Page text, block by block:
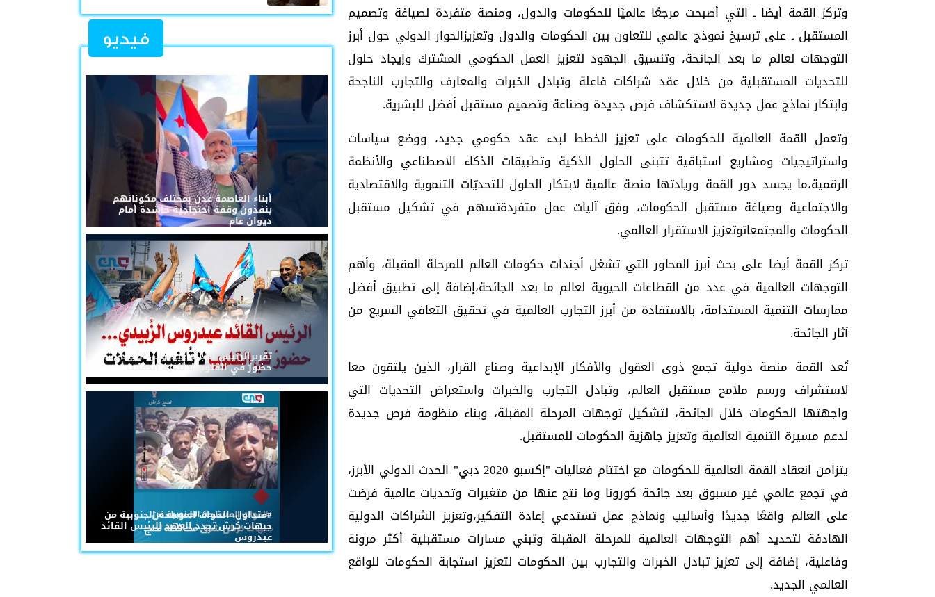
وتركز القمة أيضا ـ التي أصبحت مرجعًا عالميًا للحكومات والدول، ومنصة متفردة لصياغة وتصميم
المستقبل ـ على ترسيخ نموذج عالمي للتعاون بين الحكومات والدول وتعزيزالحوار الدولي حول أبرز
التوجهات لعالم ما بعد الجائحة، وتنسيق الجهود لتعزيز العمل الحكومي المشترك وإيجاد حلول
للتحديات المستقبلية من خلال عقد شراكات فاعلة وتبادل الخبرات والمعارف والتجارب الناجحة
وابتكار نماذج عمل جديدة لاستكشاف فرص جديدة وصناعة وتصميم مستقبل أفضل للبشرية.
وتعمل القمة العالمية للحكومات على تعزيز الخطط لبدء عقد حكومي جديد، ووضع سياسات
واستراتيجيات ومشاريع استباقية تتبنى الحلول الذكية وتطبيقات الذكاء الاصطناعي والأنظمة
الرقمية،ما يجسد دور القمة وريادتها منصة عالمية لابتكار الحلول للتحديّات التنموية والاقتصادية
والاجتماعية وصياغة مستقبل الحكومات، وفق آليات عمل متفردةتسهم في تشكيل مستقبل
الحكومات والمجتمعاتوتعزيز الاستقرار العالمي.
تركز القمة أيضا على بحث أبرز المحاور التي تشغل أجندات حكومات العالم للمرحلة المقبلة، وأهم
التوجهات العالمية في عدد من القطاعات الحيوية لعالم ما بعد الجائحة،إضافة إلى تطبيق أفضل
ممارسات التنمية المستدامة، بالاستفادة من أبرز التجارب العالمية في تحقيق التعافي السريع من
آثار الجائحة.
تُعد القمة منصة دولية تجمع ذوى العقول والأفكار الإبداعية وصناع القرار، الذين يلتقون معا
لاستشراف ورسم ملامح مستقبل العالم، وتبادل التجارب والخبرات واستعراض التحديات التي
واجهتها الحكومات خلال الجائحة، لتشكيل توجهات المرحلة المقبلة، وبناء منظومة فرص جديدة
لدعم مسيرة التنمية العالمية وتعزيز جاهزية الحكومات للمستقبل.
يتزامن انعقاد القمة العالمية للحكومات مع اختتام فعاليات "إكسبو 2020 دبي" الحدث الدولي الأبرز،
في تجمع عالمي غير مسبوق بعد جائحة كورونا وما نتج عنها من متغيرات وتحديات عالمية فرضت
على العالم واقعًا جديدًا وأساليب ونماذج عمل تستدعي إعادة التفكير،وتعزيز الشراكات الدولية
الهادفة لتحديد أهم التوجهات العالمية للمرحلة المقبلة وتبني مسارات مستقبلية أكثر مرونة
وفاعلية، إضافة إلى تعزيز تبادل الخبرات والتجارب بين الحكومات لتعزيز استجابة الحكومات للواقع
العالمي الجديد.
فيديو
أبناء العاصمة عدن بمختلف مكوناتهم
ينفذون وقفة احتجاجية حاشدة أمام
ديوان عام
تقريرالرئيس القائد عيدروس الزُبيدي...
حضورٌ في القلوب لا تُلغيه الحملات
#متداول: القوات المسلحة الجنوبية من
جبهات كرش تجدد العهد للرئيس القائد
عيدروس